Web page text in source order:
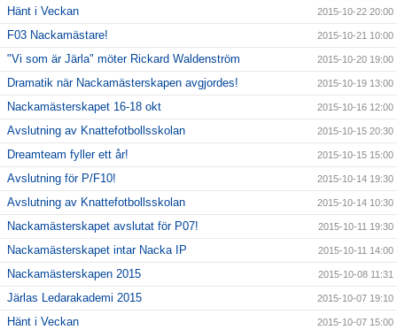
Hänt i Veckan 2015-10-22 20:00
F03 Nackamästare! 2015-10-21 10:00
"Vi som är Järla" möter Rickard Waldenström 2015-10-20 19:00
Dramatik när Nackamästerskapen avgjordes! 2015-10-19 13:00
Nackamästerskapet 16-18 okt 2015-10-16 12:00
Avslutning av Knattefotbollsskolan 2015-10-15 20:30
Dreamteam fyller ett år! 2015-10-15 15:00
Avslutning för P/F10! 2015-10-14 19:30
Avslutning av Knattefotbollsskolan 2015-10-14 10:30
Nackamästerskapet avslutat för P07! 2015-10-11 19:30
Nackamästerskapet intar Nacka IP 2015-10-11 14:00
Nackamästerskapen 2015 2015-10-08 11:31
Järlas Ledarakademi 2015 2015-10-07 19:10
Hänt i Veckan 2015-10-07 15:00